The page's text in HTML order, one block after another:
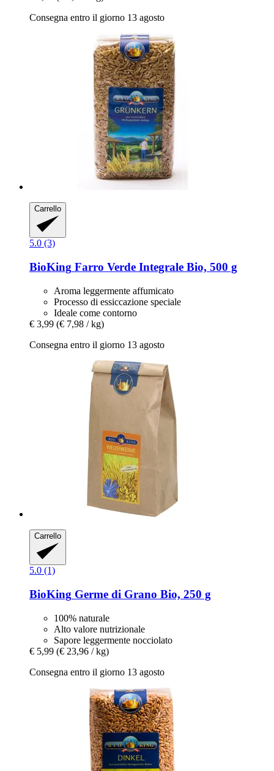
Consegna entro il giorno 13 agosto
Carrello
5.0 (3)
BioKing Farro Verde Integrale Bio, 500 g
Aroma leggermente affumicato
Processo di essiccazione speciale
Ideale come contorno
€ 3,99 (€ 7,98 / kg)
Consegna entro il giorno 13 agosto
Carrello
5.0 (1)
BioKing Germe di Grano Bio, 250 g
100% naturale
Alto valore nutrizionale
Sapore leggermente nocciolato
€ 5,99 (€ 23,96 / kg)
Consegna entro il giorno 13 agosto